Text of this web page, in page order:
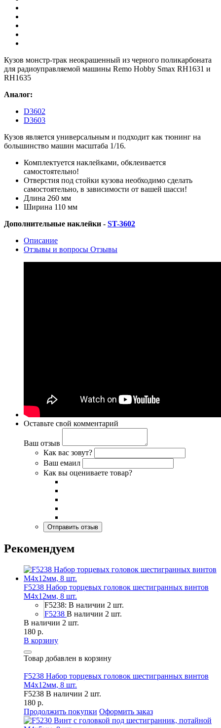
Кузов монстр-трак неокрашенный из черного поликарбоната
для радиоуправляемой машины Remo Hobby Smax RH1631 и
RH1635
Аналог:
D3602
D3603
Кузов является универсальным и подходит как тюнинг на
большинство машин масштаба 1/16.
Комплектуется наклейками, обклеивается
самостоятельно!
Отверстия под стойки кузова необходимо сделать
самостоятельно, в зависимости от вашей шасси!
Длина 260 мм
Ширина 110 мм
Дополнительные наклейки - ST-3602
Описание
Отзывы и вопросы Отзывы
Оставьте свой комментарий
Ваш отзыв
Как вас зовут?
Ваш емаил
Как вы оцениваете товар?
Рекомендуем
F5238 Набор торцевых головок шестигранных винтов
M4x12мм, 8 шт.
F5238: В наличии 2 шт.
F5238 В наличии 2 шт.
В наличии 2 шт.
180 р.
В корзину
Товар добавлен в корзину
F5238 Набор торцевых головок шестигранных винтов
M4x12мм, 8 шт.
F5238 В наличии 2 шт.
180 р.
Продолжить покупки Оформить заказ